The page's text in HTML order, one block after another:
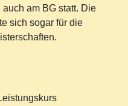
am BG statt. Die
sich sogar für die